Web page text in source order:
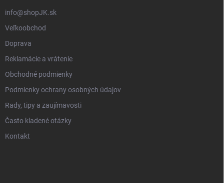
info@shopJK.sk
Veľkoobchod
Doprava
Reklamácie a vrátenie
Obchodné podmienky
Podmienky ochrany osobných údajov
Rady, tipy a zaujímavosti
Často kladené otázky
Kontakt